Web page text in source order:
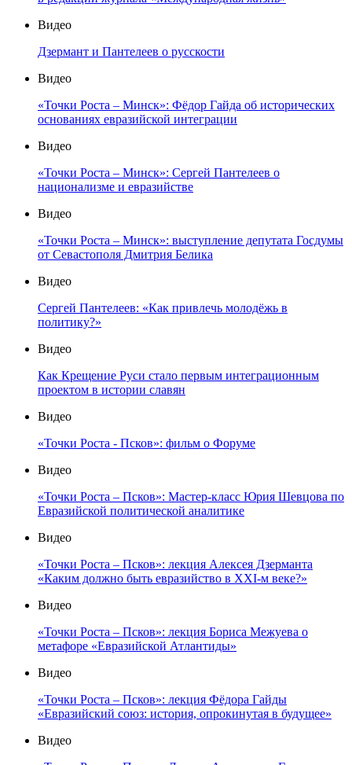
Видео
Дзермант и Пантелеев о русскости
Видео
«Точки Роста – Минск»: Фёдор Гайда об исторических
основаниях евразийской интеграции
Видео
«Точки Роста – Минск»: Сергей Пантелеев о
национализме и евразийстве
Видео
«Точки Роста – Минск»: выступление депутата Госдумы
от Севастополя Дмитрия Белика
Видео
Сергей Пантелеев: «Как привлечь молодёжь в
политику?»
Видео
Как Крещение Руси стало первым интеграционным
проектом в истории славян
Видео
«Точки Роста - Псков»: фильм о Форуме
Видео
«Точки Роста – Псков»: Мастер-класс Юрия Шевцова по
Евразийской политической аналитике
Видео
«Точки Роста – Псков»: лекция Алексея Дзерманта
«Каким должно быть евразийство в XXI-м веке?»
Видео
«Точки Роста – Псков»: лекция Бориса Межуева о
метафоре «Евразийской Атлантиды»
Видео
«Точки Роста – Псков»: лекция Фёдора Гайды
«Евразийский союз: история, опрокинутая в будущее»
Видео